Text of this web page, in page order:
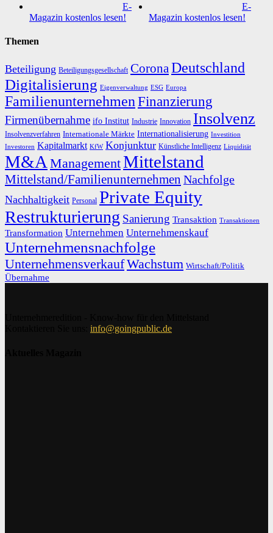
E-
Magazin kostenlos lesen!
E-
Magazin kostenlos lesen!
Themen
Beteiligung Beteiligungsgesellschaft CoronaDeutschland
Digitalisierung Eigenverwaltung ESG Europa
FamilienunternehmenFinanzierung
Firmenübernahme ifo Institut Industrie Innovation Insolvenz
Insolvenzverfahren Internationale Märkte Internationalisierung Investition
Investoren Kapitalmarkt KfW Konjunktur Künstliche Intelligenz Liquidität
M&A ManagementMittelstand
Mittelstand/Familienunternehmen Nachfolge
Nachhaltigkeit Personal Private Equity
Restrukturierung Sanierung Transaktion Transaktionen
Transformation Unternehmen Unternehmenskauf
Unternehmensnachfolge
UnternehmensverkaufWachstum Wirtschaft/Politik
Übernahme
info@goingpublic.de